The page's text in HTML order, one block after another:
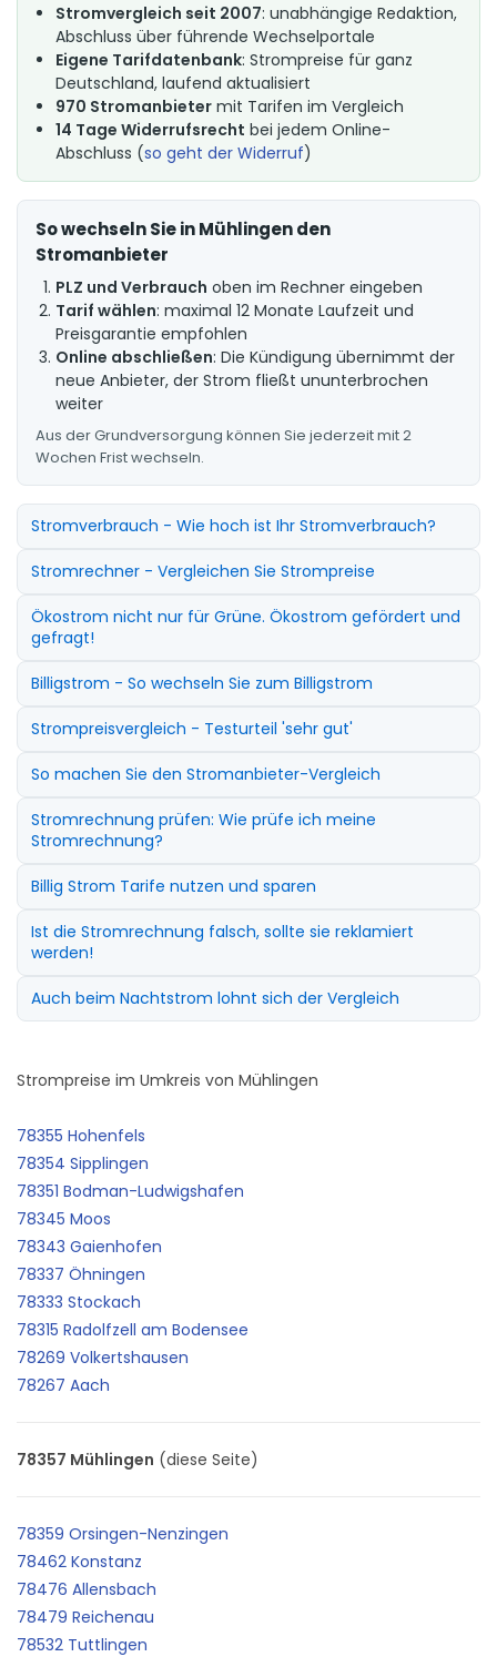
Stromvergleich seit 2007: unabhängige Redaktion,
Abschluss über führende Wechselportale
Eigene Tarifdatenbank: Strompreise für ganz
Deutschland, laufend aktualisiert
970 Stromanbieter mit Tarifen im Vergleich
14 Tage Widerrufsrecht bei jedem Online-
Abschluss (so geht der Widerruf)
So wechseln Sie in Mühlingen den
Stromanbieter
PLZ und Verbrauch oben im Rechner eingeben
Tarif wählen: maximal 12 Monate Laufzeit und
Preisgarantie empfohlen
Online abschließen: Die Kündigung übernimmt der
neue Anbieter, der Strom fließt ununterbrochen
weiter
Aus der Grundversorgung können Sie jederzeit mit 2
Wochen Frist wechseln.
Stromverbrauch - Wie hoch ist Ihr Stromverbrauch?
Stromrechner - Vergleichen Sie Strompreise
Ökostrom nicht nur für Grüne. Ökostrom gefördert und
gefragt!
Billigstrom - So wechseln Sie zum Billigstrom
Strompreisvergleich - Testurteil 'sehr gut'
So machen Sie den Stromanbieter-Vergleich
Stromrechnung prüfen: Wie prüfe ich meine
Stromrechnung?
Billig Strom Tarife nutzen und sparen
Ist die Stromrechnung falsch, sollte sie reklamiert
werden!
Auch beim Nachtstrom lohnt sich der Vergleich
Strompreise im Umkreis von Mühlingen
78355 Hohenfels
78354 Sipplingen
78351 Bodman-Ludwigshafen
78345 Moos
78343 Gaienhofen
78337 Öhningen
78333 Stockach
78315 Radolfzell am Bodensee
78269 Volkertshausen
78267 Aach
78357 Mühlingen (diese Seite)
78359 Orsingen-Nenzingen
78462 Konstanz
78476 Allensbach
78479 Reichenau
78532 Tuttlingen